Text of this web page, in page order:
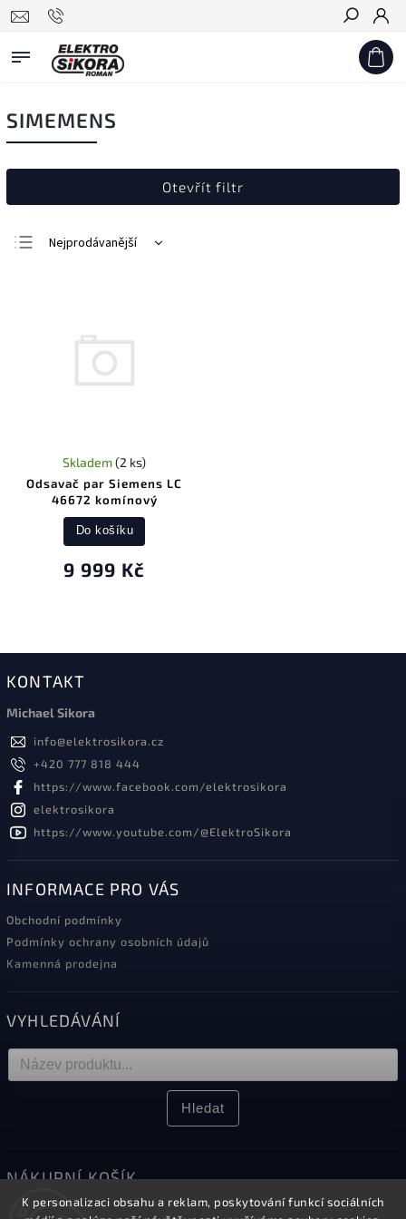
K personalizaci obsahu a reklam, poskytování funkcí sociálních
Hledat
SIMEMENS
Otevřít filtr
Nejprodávanější
Odsavač par Siemens LC
46672 komínový
Skladem(2 ks)
9 999 Kč
Do košíku
KONTAKT
Michael Sikora
info@elektrosikora.cz
+420 777 818 444
https://www.facebook.com/elektrosikora
elektrosikora
https://www.youtube.com/@ElektroSikora
INFORMACE PRO VÁS
Obchodní podmínky
Podmínky ochrany osobních údajů
Kamenná prodejna
VYHLEDÁVÁNÍ
Hledat
NÁKUPNÍ KOŠÍK